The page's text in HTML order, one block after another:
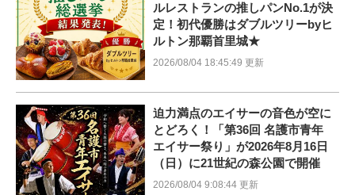
ルレストランの推しパンNo.1が決
定！初代優勝はダブルツリーbyヒ
ルトン那覇首里城★
2026/08/04 18:45:49 更新
迫力満点のエイサーの音色が空に
とどろく！「第36回 名護市青年
エイサー祭り」が2026年8月16日
（日）に21世紀の森公園で開催
2026/08/04 9:08:44 更新